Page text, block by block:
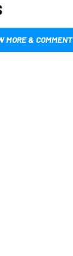
MORE & COMMENT